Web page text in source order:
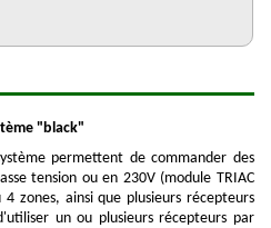
"black"
permettent de commander des
tension ou en 230V (module TRIAC
zones, ainsi que plusieurs récepteurs
un ou plusieurs récepteurs par